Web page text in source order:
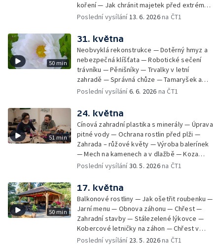
koření — Jak chránit majetek před extrémy
počasí — Zahrada – sucho letošního jara —
zahradě
Poslední vysílání13. 6. 2026na ČT1
50 min
31. května
Neobvyklá rekonstrukce — Dotěrný hmyz a
nebezpečná klíšťata — Robotické sečení
trávníku — Pěnišníky — Trvalky v letní
zahradě — Správná chůze — Tamaryšek a
kalina — Dřevité pivoňky — Recepty
Poslední vysílání6. 6. 2026 na ČT1
51 min
24. května
Cínová zahradní plastika s minerály — Úprava
pitné vody — Ochrana rostlin před plži —
Zahrada – růžové květy — Výroba balerínek
— Mech na kamenech a v dlažbě — Koza
kamerunská — Hájní rostliny — Odlehčené
Poslední vysílání30. 5. 2026na ČT1
50 min
17. května
Balkonové rostliny — Jak ošetřit roubenku —
Jarní menu — Obnova záhonu — Chřest —
Zahradní stavby — Stálezelené lýkovce —
Kobercové letničky na záhon — Chřest v
kuchyni
Poslední vysílání 23. 5. 2026na ČT1